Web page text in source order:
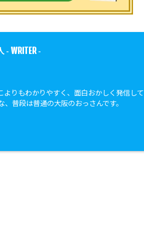
- WRITER-
よりもわかりやすく、面白おかしく発信して
普段は普通の大阪のおっさんです。